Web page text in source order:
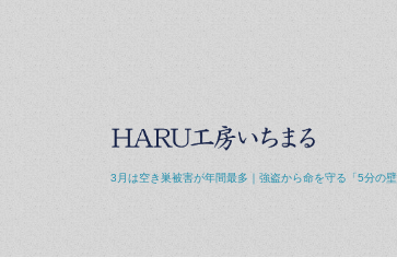
3月は空き巣被害が年間最多｜強盗から命を守る「5分の